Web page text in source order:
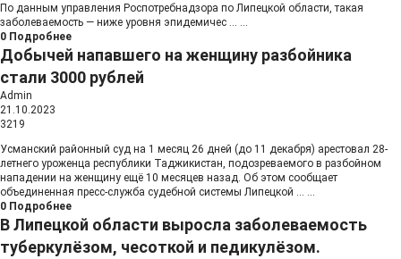
По данным управления Роспотребнадзора по Липецкой области, такая
заболеваемость — ниже уровня эпидемичес ... ...
0 Подробнее
Добычей напавшего на женщину разбойника
стали 3000 рублей
Admin
21.10.2023
3219
Усманский районный суд на 1 месяц 26 дней (до 11 декабря) арестовал 28-
летнего уроженца республики Таджикистан, подозреваемого в разбойном
нападении на женщину ещё 10 месяцев назад. Об этом сообщает
объединенная пресс-служба судебной системы Липецкой ... ...
0 Подробнее
В Липецкой области выросла заболеваемость
туберкулёзом, чесоткой и педикулёзом.